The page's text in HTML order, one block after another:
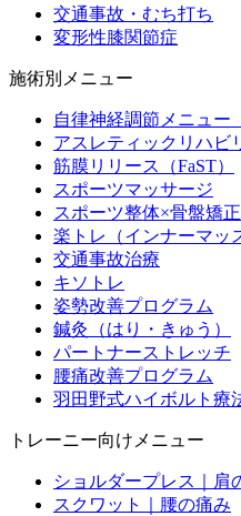
交通事故・むち打ち
変形性膝関節症
施術別メニュー
自律神経調節メニュー
アスレティックリハビ
筋膜リリース（FaST）
スポーツマッサージ
スポーツ整体×骨盤矯正
楽トレ（インナーマッ
交通事故治療
キソトレ
姿勢改善プログラム
鍼灸（はり・きゅう）
パートナーストレッチ
腰痛改善プログラム
羽田野式ハイボルト療
トレーニー向けメニュー
ショルダープレス｜肩
スクワット｜腰の痛み